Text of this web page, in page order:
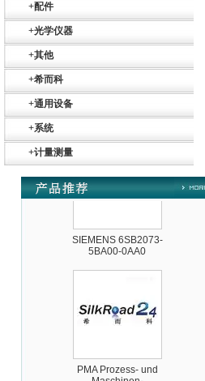
+配件
+光学仪器
+其他
+希而科
+通用设备
+系统
+计量测量
ZIGOR
5BA00-0AA0
Maschinen-
Automation GmbH